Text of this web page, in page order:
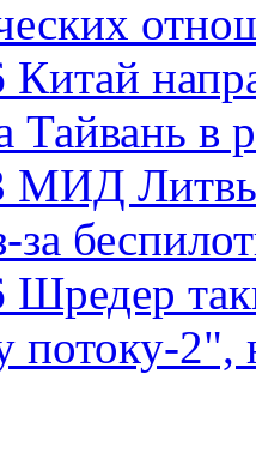
Китай
Тайвань в
МИД Литвы
за
Шредер
потоку-2",